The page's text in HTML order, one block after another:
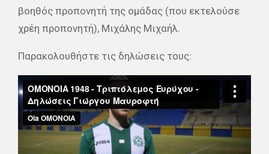
βοηθός προπονητή της ομάδας (που εκτελούσε
χρέη προπονητή), Μιχάλης Μιχαήλ.
Παρακολουθήστε τις δηλώσεις τους: